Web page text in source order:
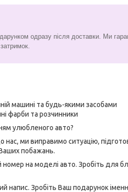
одразу після доставки. Ми
машині та будь-якими засобами
фарби та розчинники
улюбленого авто?
ми виправимо ситуацію,
побажань.
на моделі авто. Зробіть для
напис. Зробіть Ваш подарунок